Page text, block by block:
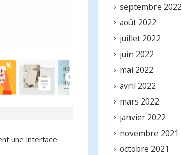
une interface
septembre 2022
août 2022
juillet 2022
juin 2022
mai 2022
avril 2022
mars 2022
janvier 2022
novembre 2021
octobre 2021